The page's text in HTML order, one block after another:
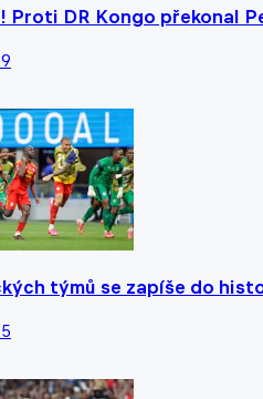
Proti DR Kongo překonal
týmů se zapíše do